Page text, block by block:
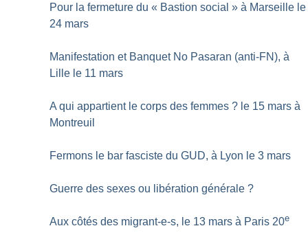
Pour la fermeture du « Bastion social » à Marseille le
24 mars
Manifestation et Banquet No Pasaran (anti-FN), à
Lille le 11 mars
A qui appartient le corps des femmes ? le 15 mars à
Montreuil
Fermons le bar fasciste du GUD, à Lyon le 3 mars
Guerre des sexes ou libération générale ?
Aux côtés des migrant-e-s, le 13 mars à Paris 20e